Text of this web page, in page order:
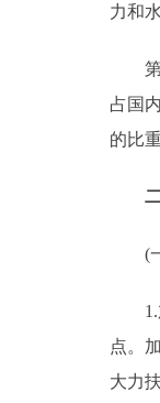
力和
第三
占国
的比
(一)
1.加
点。
大力